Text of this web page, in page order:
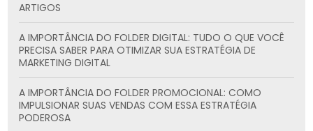
ARTIGOS
A IMPORTÂNCIA DO FOLDER DIGITAL: TUDO O QUE VOCÊ
PRECISA SABER PARA OTIMIZAR SUA ESTRATÉGIA DE
MARKETING DIGITAL
A IMPORTÂNCIA DO FOLDER PROMOCIONAL: COMO
IMPULSIONAR SUAS VENDAS COM ESSA ESTRATÉGIA
PODEROSA